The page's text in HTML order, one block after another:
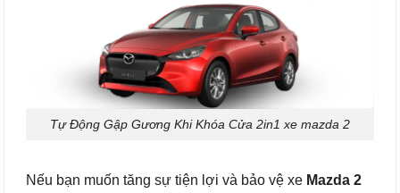
Tự Động Gập Gương Khi Khóa Cửa 2in1 xe mazda 2
Nếu bạn muốn tăng sự tiện lợi và bảo vệ xe Mazda 2